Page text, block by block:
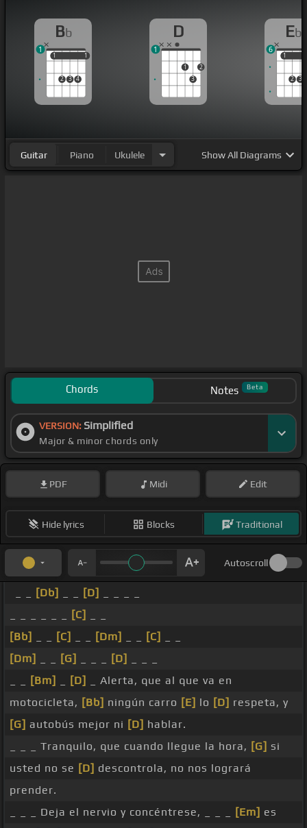
echarse atrás.
[Gbm]tiene que hacer, [E]cuando ya
no hay
nada más que
Bb
1
2 3 4
1
1 1
1
D
1
3
2
1
Eb
1
2 3
1
6
Guitar Piano Ukulele ShowAll Diagrams
Chords Notes Beta
VERSION: Simplified
Major & minor chords only
PDF Midi Edit
Hide lyrics Blocks Traditional
Autoscroll
[Db] [D]
[C]
[Bb]
[C] [Dm] [C]
[Dm]
[G] [D]
[Bm] [D]
_ Alerta, que al que va en
motocicleta, [Bb] ningún carro [E] lo [D] respeta, y
[G] autobús mejor ni [D] hablar.
_ _ _ Tranquilo, que cuando llegue la hora, [G] si
usted no se [D] descontrola, no nos logrará
prender.
_ _ _ Deja el nervio y concéntrese, _ _ _
[Em] es